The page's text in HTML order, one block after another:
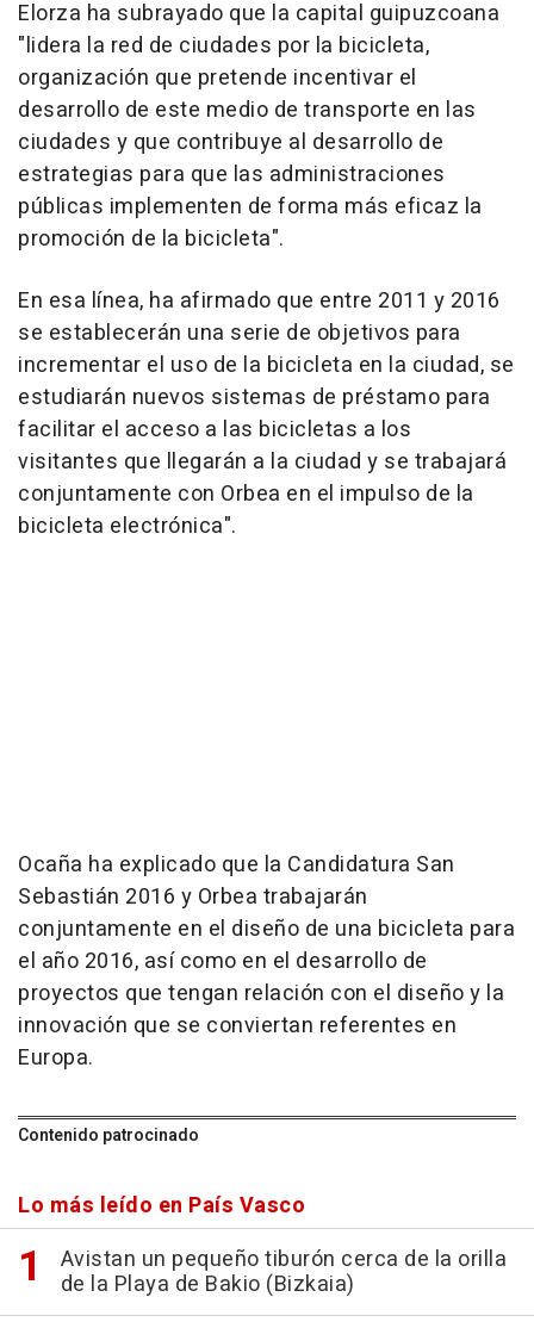
Elorza ha subrayado que la capital guipuzcoana
"lidera la red de ciudades por la bicicleta,
organización que pretende incentivar el
desarrollo de este medio de transporte en las
ciudades y que contribuye al desarrollo de
estrategias para que las administraciones
públicas implementen de forma más eficaz la
promoción de la bicicleta".
En esa línea, ha afirmado que entre 2011 y 2016
se establecerán una serie de objetivos para
incrementar el uso de la bicicleta en la ciudad, se
estudiarán nuevos sistemas de préstamo para
facilitar el acceso a las bicicletas a los
visitantes que llegarán a la ciudad y se trabajará
conjuntamente con Orbea en el impulso de la
bicicleta electrónica".
Ocaña ha explicado que la Candidatura San
Sebastián 2016 y Orbea trabajarán
conjuntamente en el diseño de una bicicleta para
el año 2016, así como en el desarrollo de
proyectos que tengan relación con el diseño y la
innovación que se conviertan referentes en
Europa.
Contenido patrocinado
Lo más leído en País Vasco
Avistan un pequeño tiburón cerca de la orilla
de la Playa de Bakio (Bizkaia)